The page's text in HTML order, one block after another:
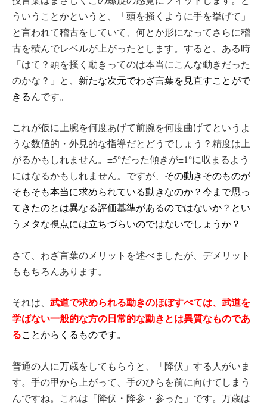
ういうことかというと、「頭を掻くように手を挙げて」
と言われて稽古をしていて、何とか形になってさらに稽
古を積んでレベルが上がったとします。すると、ある時
「はて？頭を掻く動きってのは本当にこんな動きだった
のかな？」と、 新たな次元でわざ言葉を見直すことがで
きるんです。
これが仮に上腕を何度あげて前腕を何度曲げてというよ
うな数値的・外見的な指導だとどうでしょう？精度は上
がるかもしれません。±5°だった傾きが±1°に収まるよう
にはなるかもしれません。ですが、 その動きそのものが
そもそも本当に求められている動きなのか？今まで思っ
てきたのとは異なる評価基準があるのではないか？とい
うメタな視点には立ちづらいのではないでしょうか？
さて、わざ言葉のメリットを述べましたが、デメリット
ももちろんあります。
それは、 武道で求められる動きのほぼすべては、武道を
学ばない一般的な方の日常的な動きとは異質なものであ
ることからくるものです。
普通の人に万歳をしてもらうと、「降伏」する人がいま
す。手の甲から上がって、手のひらを前に向けてしまう
んですね。これは「降伏・降参・参った」です。万歳は